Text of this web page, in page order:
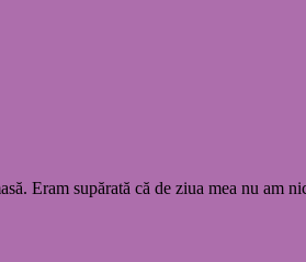
Eram supărată că de ziua mea nu am